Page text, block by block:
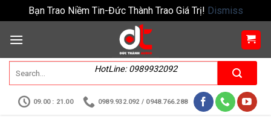
Bạn Trao Niềm Tin-Đức Thành Trao Giá Trị! Dismiss
HotLine: 0989932092
09.00 : 21.00 0989.932.092 / 0948.766.288